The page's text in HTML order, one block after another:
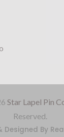
Star Lapel Pin
Reserved.
Designed By